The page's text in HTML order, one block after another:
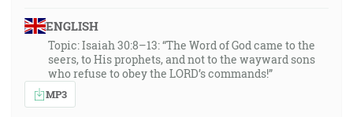
ENGLISH
Topic: Isaiah 30:8–13: “The Word of God came to the
seers, to His prophets, and not to the wayward sons
who refuse to obey the LORD’s commands!”
MP3